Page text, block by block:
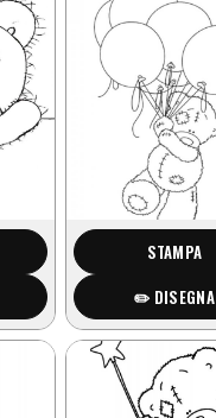
STAMPA
✏️ DISEGNA